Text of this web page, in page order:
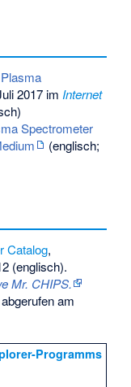
2017 im Internet
Spectrometer
(englisch;
Catalog,
(englisch).
Mr. CHIPS.
abgerufen am
Programms